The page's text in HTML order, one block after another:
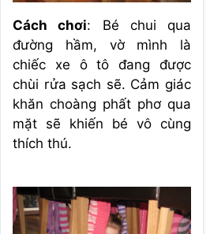
Cách chơi: Bé chui qua
đường hầm, vờ mình là
chiếc xe ô tô đang được
chùi rửa sạch sẽ. Cảm giác
khăn choàng phất phơ qua
mặt sẽ khiến bé vô cùng
thích thú.